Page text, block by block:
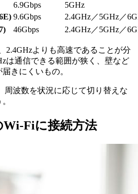
6.9Gbps
5GHz
9.6Gbps
2.4GHz／5GHz／
46Gbps 2.4GHz／5GHz／
2.4GHzよりも高速であることが分
は通信できる範囲が狭く、壁など
きにくいもの。
周波数を状況に応じて切り替えな
Wi-Fiに接続方法